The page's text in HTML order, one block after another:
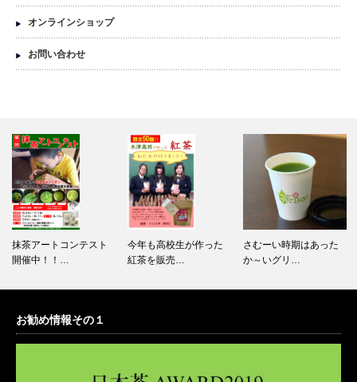
オンラインショップ
お問い合わせ
抹茶アートコンテスト
開催中！！…
今年も高校生が作った
紅茶を販売…
さむーい時期はあった
か～いグリ…
お勧め情報その１